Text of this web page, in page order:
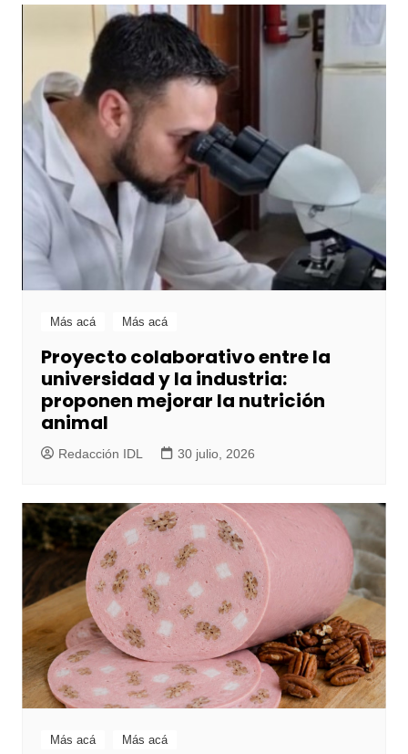
Más acá Más acá
Proyecto colaborativo entre la
universidad y la industria:
proponen mejorar la nutrición
animal
Redacción IDL 30 julio, 2026
Más acá Más acá